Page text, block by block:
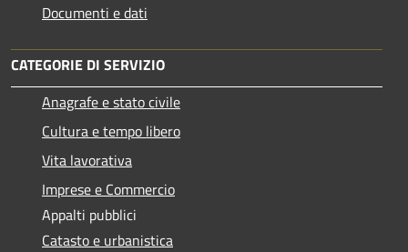
Documenti e dati
CATEGORIE DI SERVIZIO
Anagrafe e stato civile
Cultura e tempo libero
Vita lavorativa
Imprese e Commercio
Appalti pubblici
Catasto e urbanistica